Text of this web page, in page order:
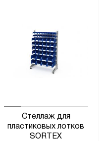
Стеллаж для
пластиковых лотков
SORTEX